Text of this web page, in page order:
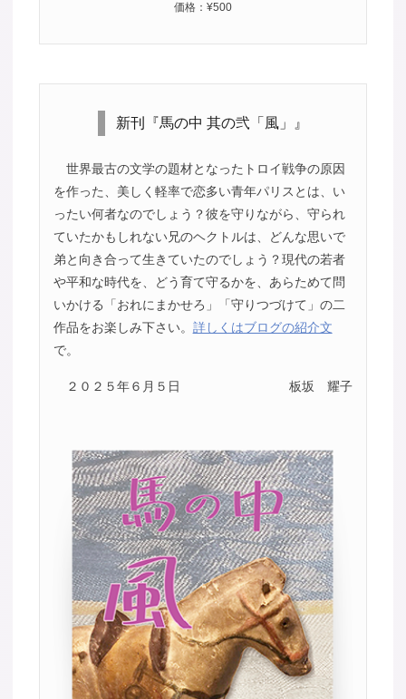
価格：¥500
新刊『馬の中 其の弐「風」』
世界最古の文学の題材となったトロイ戦争の原因
を作った、美しく軽率で恋多い青年パリスとは、い
ったい何者なのでしょう？彼を守りながら、守られ
ていたかもしれない兄のヘクトルは、どんな思いで
弟と向き合って生きていたのでしょう？現代の若者
や平和な時代を、どう育て守るかを、あらためて問
いかける「おれにまかせろ」「守りつづけて」の二
作品をお楽しみ下さい。 詳しくはブログの紹介文
で。
２０２５年６月５日 板坂 耀子